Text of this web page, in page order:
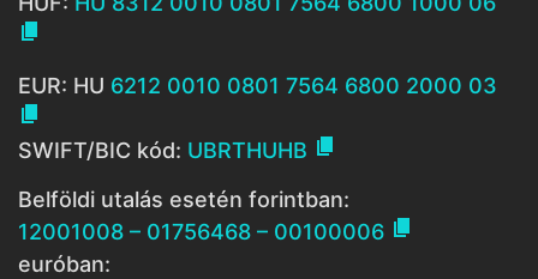

EUR: HU 6212 0010 0801 7564 6800 2000 03

SWIFT/BIC kód: UBRTHUHB 
Belföldi utalás esetén forintban:
12001008 – 01756468 – 00100006 
euróban: